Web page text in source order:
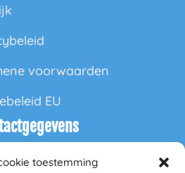
toestemming
voorwaarden
EU